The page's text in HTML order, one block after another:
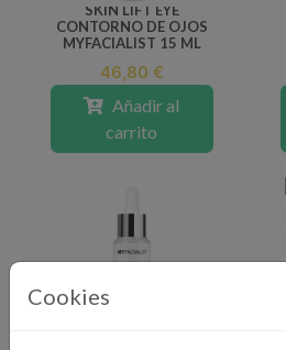
SKIN LIFT EYE
CONTORNO DE OJOS
MYFACIALIST 15 ML
46,80 €
Añadir al
carrito
Cookies